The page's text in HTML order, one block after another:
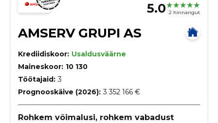
5.0 2 hinnangut
AMSERV GRUPI AS
Krediidiskoor: Usaldusväärne
Maineskoor: 10 130
Töötajaid: 3
Prognooskäive (2026): 3 352 166 €
Rohkem võimalusi, rohkem vabadust